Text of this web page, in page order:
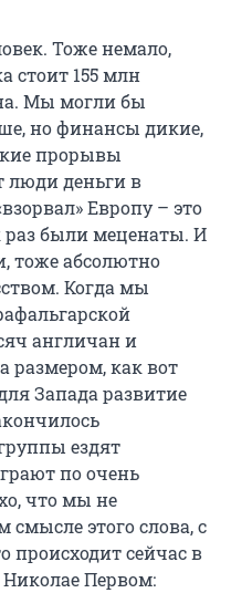
Тоже немало,
стоит 155 млн
Мы могли бы
но финансы дикие,
прорывы
люди деньги в
Европу – это
раз были меценаты. И
тоже абсолютно
Когда мы
англичан и
размером, как вот
Запада развитие
ездят
по очень
что мы не
смысле этого слова, с
происходит сейчас в
Первом: